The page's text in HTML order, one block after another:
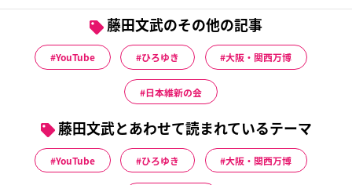
藤田文武のその他の記事
YouTube ひろゆき 大阪・関西万博
日本維新の会
藤田文武とあわせて読まれているテーマ
YouTube ひろゆき 大阪・関西万博